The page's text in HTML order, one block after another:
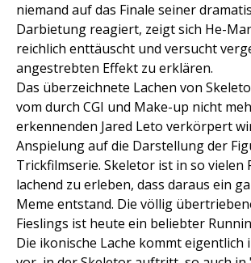
niemand auf das Finale seiner
Darbietung reagiert, zeigt sich He-
reichlich enttäuscht und versucht
angestrebten Effekt zu erklären.
Das überzeichnete Lachen von
vom durch CGI und Make-up nicht
erkennenden Jared Leto verkörpert
Anspielung auf die Darstellung der
Trickfilmserie. Skeletor ist in so vielen
lachend zu erleben, dass daraus ein
Meme entstand. Die völlig
Fieslings ist heute ein beliebter
Die ikonische Lache kommt eigentlich